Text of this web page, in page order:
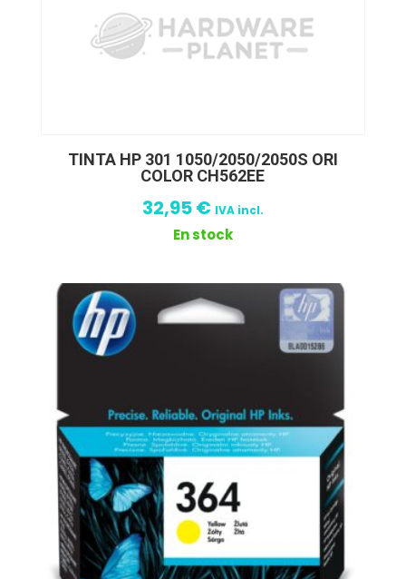
TINTA HP 301 1050/2050/2050S ORI
COLOR CH562EE
32,95€ IVA incl.
En stock